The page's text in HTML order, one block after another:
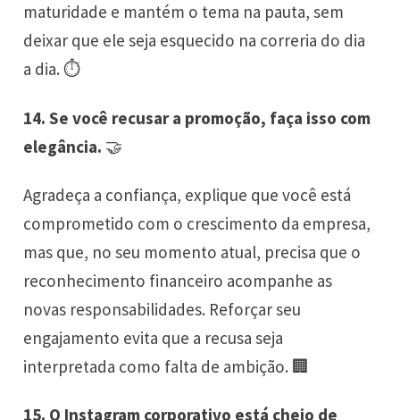
maturidade e mantém o tema na pauta, sem
deixar que ele seja esquecido na correria do dia
a dia. ⏱️
14. Se você recusar a promoção, faça isso com
elegância. 🤝
Agradeça a confiança, explique que você está
comprometido com o crescimento da empresa,
mas que, no seu momento atual, precisa que o
reconhecimento financeiro acompanhe as
novas responsabilidades. Reforçar seu
engajamento evita que a recusa seja
interpretada como falta de ambição. 🏢
15. O Instagram corporativo está cheio de